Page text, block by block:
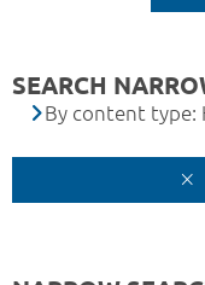
SEARCH
By content type: